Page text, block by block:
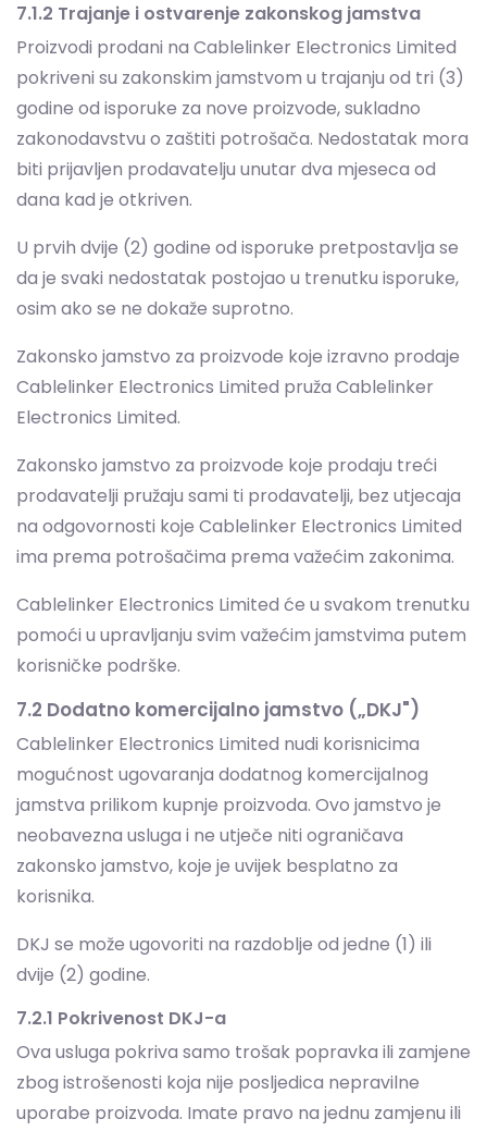
zakonodavstvu o zaštiti potrošača. Nedostatak mora
biti prijavljen prodavatelju unutar dva mjeseca od
dana kad je otkriven.
U prvih dvije (2) godine od isporuke pretpostavlja se
da je svaki nedostatak postojao u trenutku isporuke,
osim ako se ne dokaže suprotno.
Zakonsko jamstvo za proizvode koje izravno prodaje
Cablelinker Electronics Limited pruža Cablelinker
Electronics Limited.
Zakonsko jamstvo za proizvode koje prodaju treći
prodavatelji pružaju sami ti prodavatelji, bez utjecaja
na odgovornosti koje Cablelinker Electronics Limited
Cablelinker Electronics Limited će u svakom trenutku
pomoći u upravljanju svim važećim jamstvima putem
korisničke podrške.
Cablelinker Electronics Limited nudi korisnicima
mogućnost ugovaranja dodatnog komercijalnog
jamstva prilikom kupnje proizvoda. Ovo jamstvo je
neobavezna usluga i ne utječe niti ograničava
zakonsko jamstvo, koje je uvijek besplatno za
korisnika.
DKJ se može ugovoriti na razdoblje od jedne (1) ili
dvije (2) godine.
7.2.1 Pokrivenost DKJ-a
Ova usluga pokriva samo trošak popravka ili zamjene
zbog istrošenosti koja nije posljedica nepravilne
uporabe proizvoda. Imate pravo na jednu zamjenu ili
popravak svakih dvanaest (12) mjeseci, osim ako
zamjena nije isporučena ili je oštećena.
Zahtjev podrazumijeva iskreno odgovaranje na